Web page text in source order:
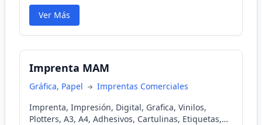
Ver Más
Imprenta MAM
Gráfica, Papel
Imprentas Comerciales
Imprenta, Impresión, Digital, Grafica, Vinilos,
Plotters, A3, A4, Adhesivos, Cartulinas, Etiquetas,